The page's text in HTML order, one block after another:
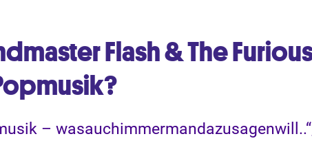
Flash & The
–